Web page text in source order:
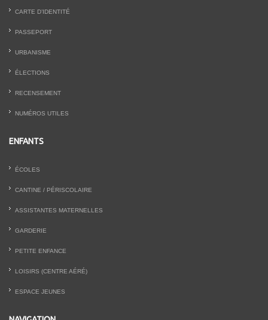
CARTE D’IDENTITÉ
PASSEPORT
URBANISME
ÉLECTIONS
RECENSEMENT
NUMÉROS UTILES
ENFANTS
ÉCOLES
CANTINE / PÉRISCOLAIRE
ASSISTANTES MATERNELLES
GARDERIE
PETITE ENFANCE
LOISIRS (CENTRE AÉRÉ)
ESPACE JEUNES